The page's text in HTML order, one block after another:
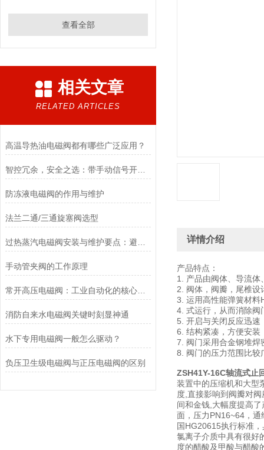
查看全部
相关文章
RELATED ARTICLES
高温导热油电磁阀都有哪些广泛应用？
智控冗余，安全之选：带手动信号开关电磁阀，双模驱动的可靠保障
防冻液电磁阀的作用与维护
法兰二通/三通旋塞阀选型
手动管夹阀的工作原理
常开高压电磁阀：工业自动化的核心元件
消防自来水电磁阀关键时刻显神通
水下专用电磁阀一般怎么驱动？
负压卫生级电磁阀与正压电磁阀的区别
详情介绍
产品特点：
1. 产品由阀体、导流
2. 阀体，阀瓣，尾椎
3. 运用高性能弹簧材料
4. 式运行，从而消除阀
5. 开启与关闭反应迅
6. 结构紧凑，方便安装
7. 阀门采用合金钢堆焊
8. 阀门的压力范围比较
ZSH41Y-16C轴流式止
装置中的压缩机和大型
度,直接影响到阀瓣对
间和金钱,大幅度提高
面，压力PN16~64，
国HG20615执行标准
氯离子介质中具有很好
度的醋酸及甲酸与醋酸